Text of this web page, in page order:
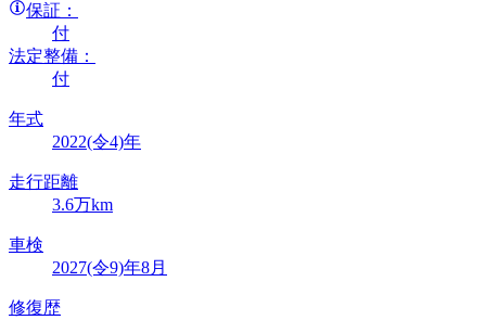
保証：
付
法定整備：
付
年式
2022(令4)年
走行距離
3.6万km
車検
2027(令9)年8月
修復歴